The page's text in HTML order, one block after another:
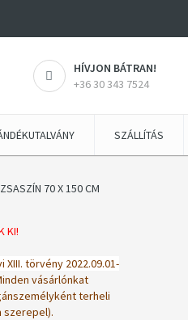
HÍVJON BÁTRAN!
+36 30 343 7524
SZÁLLÍTÁS
70 X 150 CM
KI!
törvény 2022.09.01-
vásárlónkat
terheli
szerepel).